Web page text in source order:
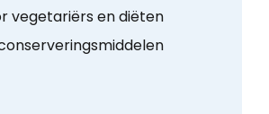
vegetariërs en diëten